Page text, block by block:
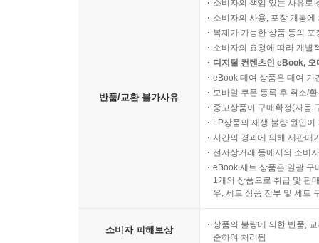
반품/교환 불가사유
소비자의 책임 있는 사유로
소비자의 사용, 포장 개봉
복제가 가능한 상품 등의
소비자의 요청에 따라 개별
디지털 컨텐츠인 eBook,
eBook 대여 상품은 대여 기
모바일 쿠폰 등록 후 취소/
중고상품이 구매확정(자동
LP상품의 재생 불량 원인
시간의 경과에 의해 재판매
전자상거래 등에서의 소비
eBook 세트 상품은 일괄 구
1개의 상품으로 취급 및 판
우, 세트 상품 전부 및 세트
소비자 피해보상
상품의 불량에 의한 반품,
준하여 처리됨